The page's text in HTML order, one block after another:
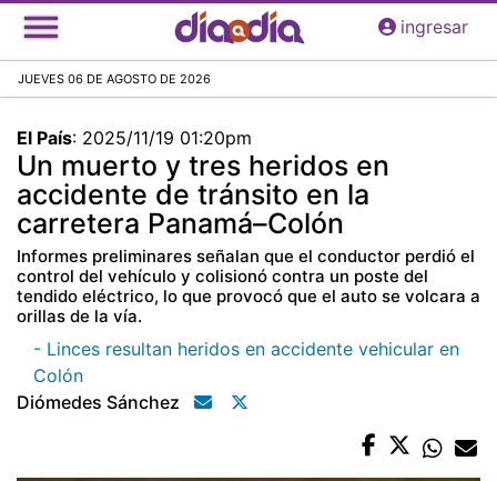
Pasar
al
principal
ingresar
JUEVES 06 DE AGOSTO DE 2026
El País: 2025/11/19 01:20pm
Un muerto y tres heridos en
accidente de tránsito en la
carretera Panamá–Colón
Informes preliminares señalan que el conductor perdió el
control del vehículo y colisionó contra un poste del
tendido eléctrico, lo que provocó que el auto se volcara a
orillas de la vía.
- Linces resultan heridos en accidente vehicular en
Colón
Diómedes Sánchez